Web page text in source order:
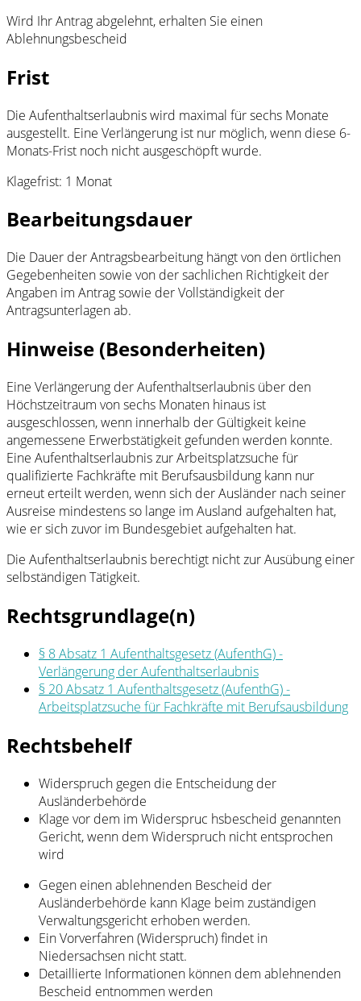
Wird Ihr Antrag abgelehnt, erhalten Sie einen
Ablehnungsbescheid
Frist
Die Aufenthaltserlaubnis wird maximal für sechs Monate
ausgestellt. Eine Verlängerung ist nur möglich, wenn diese 6-
Monats-Frist noch nicht ausgeschöpft wurde.
Klagefrist: 1 Monat
Bearbeitungsdauer
Die Dauer der Antragsbearbeitung hängt von den örtlichen
Gegebenheiten sowie von der sachlichen Richtigkeit der
Angaben im Antrag sowie der Vollständigkeit der
Antragsunterlagen ab.
Hinweise (Besonderheiten)
Eine Verlängerung der Aufenthaltserlaubnis über den
Höchstzeitraum von sechs Monaten hinaus ist
ausgeschlossen, wenn innerhalb der Gültigkeit keine
angemessene Erwerbstätigkeit gefunden werden konnte.
Eine Aufenthaltserlaubnis zur Arbeitsplatzsuche für
qualifizierte Fachkräfte mit Berufsausbildung kann nur
erneut erteilt werden, wenn sich der Ausländer nach seiner
Ausreise mindestens so lange im Ausland aufgehalten hat,
wie er sich zuvor im Bundesgebiet aufgehalten hat.
Die Aufenthaltserlaubnis berechtigt nicht zur Ausübung einer
selbständigen Tätigkeit.
Rechtsgrundlage(n)
§ 8 Absatz 1 Aufenthaltsgesetz (AufenthG) -
Verlängerung der Aufenthaltserlaubnis
§ 20 Absatz 1 Aufenthaltsgesetz (AufenthG) -
Arbeitsplatzsuche für Fachkräfte mit Berufsausbildung
Rechtsbehelf
Widerspruch gegen die Entscheidung der
Ausländerbehörde
Klage vor dem im Widerspruc hsbescheid genannten
Gericht, wenn dem Widerspruch nicht entsprochen
wird
Gegen einen ablehnenden Bescheid der
Ausländerbehörde kann Klage beim zuständigen
Verwaltungsgericht erhoben werden.
Ein Vorverfahren (Widerspruch) findet in
Niedersachsen nicht statt.
Detaillierte Informationen können dem ablehnenden
Bescheid entnommen werden